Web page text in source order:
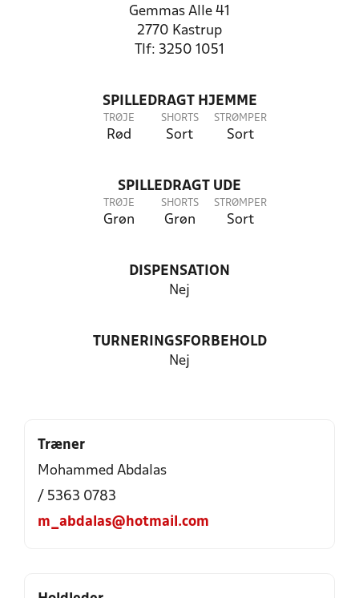
Gemmas Alle 41
2770 Kastrup
Tlf: 3250 1051
SPILLEDRAGT HJEMME
TRØJE
Rød
SHORTS
Sort
STRØMPER
Sort
SPILLEDRAGT UDE
TRØJE
Grøn
SHORTS
Grøn
STRØMPER
Sort
DISPENSATION
Nej
TURNERINGSFORBEHOLD
Nej
Træner
Mohammed Abdalas
/ 5363 0783
m_abdalas@hotmail.com